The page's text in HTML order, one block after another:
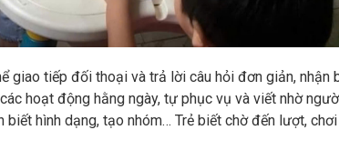
giao tiếp đối thoại và trả lời câu hỏi đơn giản, nhận
hoạt động hằng ngày, tự phục vụ và viết nhờ
hình dạng, tạo nhóm… Trẻ biết chờ đến lượt,